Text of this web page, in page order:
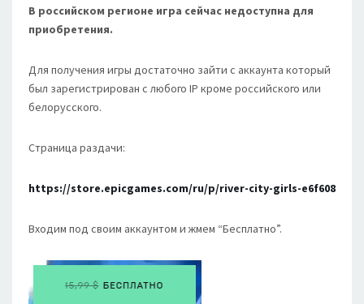
В российском регионе игра сейчас недоступна для
приобретения.
Для получения игры достаточно зайти с аккаунта который
был зарегистрирован с любого IP кроме российского или
белорусского.
Страница раздачи:
https://store.epicgames.com/ru/p/river-city-girls-e6f608
Входим под своим аккаунтом и жмем “Бесплатно”.